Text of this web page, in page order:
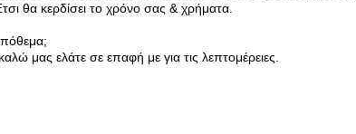
θα κερδίσει το χρόνο σας & χρήματα.
μας ελάτε σε επαφή με για τις λεπτομέρειες.